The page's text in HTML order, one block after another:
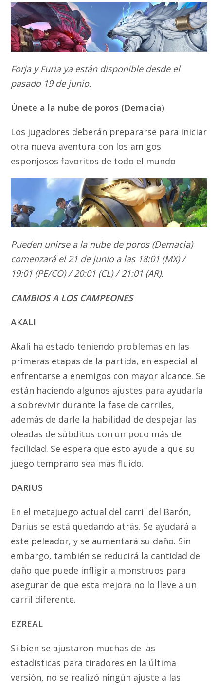
Forja y Furia ya están disponible desde el
pasado 19 de junio.
Únete a la nube de poros (Demacia)
Los jugadores deberán prepararse para iniciar
otra nueva aventura con los amigos
esponjosos favoritos de todo el mundo
Pueden unirse a la nube de poros (Demacia)
comenzará el 21 de junio a las 18:01 (MX) /
19:01 (PE/CO) / 20:01 (CL) / 21:01 (AR).
CAMBIOS A LOS CAMPEONES
AKALI
Akali ha estado teniendo problemas en las
primeras etapas de la partida, en especial al
enfrentarse a enemigos con mayor alcance. Se
están haciendo algunos ajustes para ayudarla
a sobrevivir durante la fase de carriles,
además de darle la habilidad de despejar las
oleadas de súbditos con un poco más de
facilidad. Se espera que esto ayude a que su
juego temprano sea más fluido.
DARIUS
En el metajuego actual del carril del Barón,
Darius se está quedando atrás. Se ayudará a
este peleador, y se aumentará su daño. Sin
embargo, también se reducirá la cantidad de
daño que puede infligir a monstruos para
asegurar de que esta mejora no lo lleve a un
carril diferente.
EZREAL
Si bien se ajustaron muchas de las
estadísticas para tiradores en la última
versión, no se realizó ningún ajuste a las